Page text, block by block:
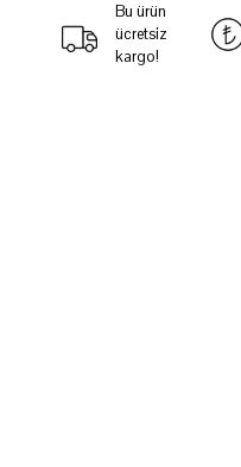
Bu ürün
ücretsiz
kargo!